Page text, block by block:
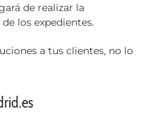
de realizar la
los expedientes.
a tus clientes, no lo